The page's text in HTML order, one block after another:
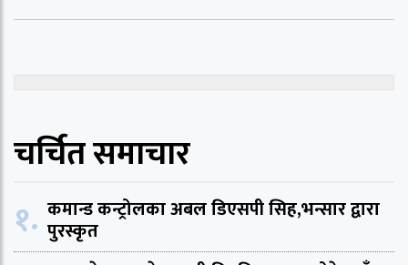
चर्चित समाचार
१. कमान्ड कन्ट्रोलका अबल डिएसपी सिह,भन्सार द्वारा
पुरस्कृत